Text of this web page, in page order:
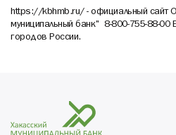
https://kbhmb.ru/ - официальный сайт
муниципальный банк" 8-800-755-88-00
городов России.